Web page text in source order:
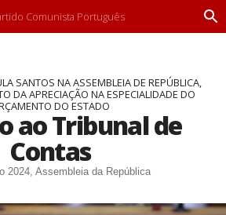
Comunista Português
P
SANTOS NA ASSEMBLEIA DE REPÚBLICA,
DA APRECIAÇÃO NA ESPECIALIDADE DO
DO ESTADO
ao Tribunal de
Contas
2024, Assembleia da República